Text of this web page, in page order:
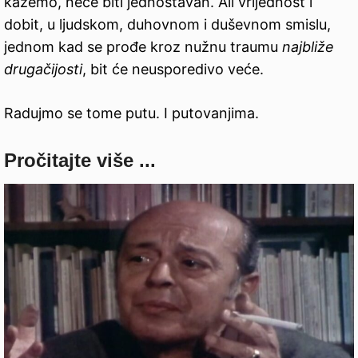
dobit, u ljudskom, duhovnom i duševnom smislu,
jednom kad se prođe kroz nužnu traumu najbliže
drugačijosti, bit će neusporedivo veće.
Radujmo se tome putu. I putovanjima.
Pročitajte više ...